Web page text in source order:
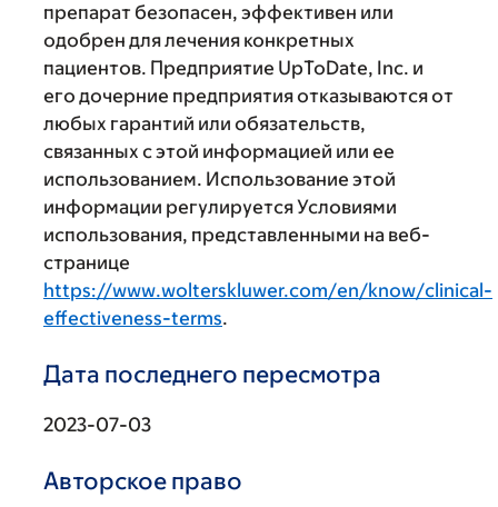
препарат безопасен, эффективен или
одобрен для лечения конкретных
пациентов. Предприятие UpToDate, Inc. и
его дочерние предприятия отказываются от
любых гарантий или обязательств,
связанных с этой информацией или ее
использованием. Использование этой
информации регулируется Условиями
использования, представленными на веб-
странице
https://www.wolterskluwer.com/en/know/clinical-
effectiveness-terms.
Дата последнего пересмотра
2023-07-03
Авторское право